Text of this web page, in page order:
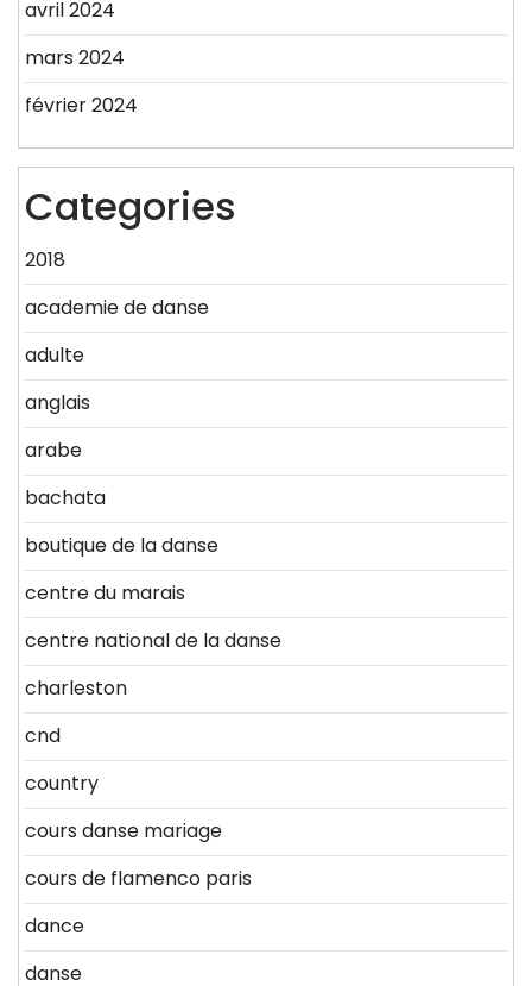
avril 2024
mars 2024
février 2024
Categories
2018
academie de danse
adulte
anglais
arabe
bachata
boutique de la danse
centre du marais
centre national de la danse
charleston
cnd
country
cours danse mariage
cours de flamenco paris
dance
danse